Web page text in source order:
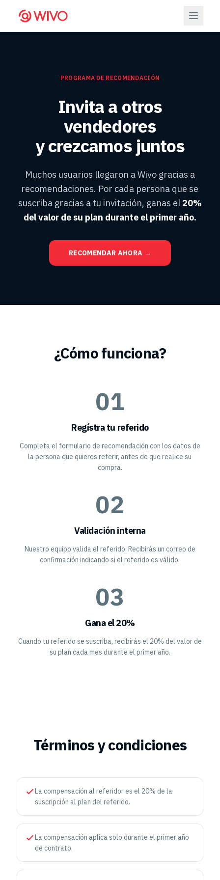
PROGRAMA DE RECOMENDACIÓN
Invita a otros
vendedores
y crezcamos juntos
Muchos usuarios llegaron a Wivo gracias a
recomendaciones. Por cada persona que se
suscriba gracias a tu invitación, ganas el 20%
del valor de su plan durante el primer año.
RECOMENDAR AHORA →
¿Cómo funciona?
01
Regístra tu referido
Completa el formulario de recomendación con los datos de
la persona que quieres referir, antes de que realice su
compra.
02
Validación interna
Nuestro equipo valida el referido. Recibirás un correo de
confirmación indicando si el referido es válido.
03
Gana el 20%
Cuando tu referido se suscriba, recibirás el 20% del valor de
su plan cada mes durante el primer año.
Términos y condiciones
La compensación al referidor es el 20% de la
suscripción al plan del referido.
La compensación aplica solo durante el primer año
de contrato.